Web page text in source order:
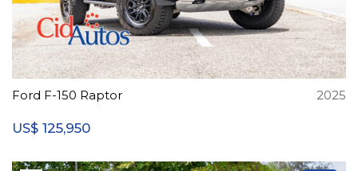
Ford F-150 Raptor 2025
US$ 125,950